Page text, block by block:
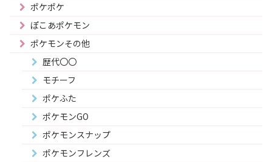
ポケポケ
ぽこあポケモン
ポケモンその他
歴代〇〇
モチーフ
ポケふた
ポケモンGO
ポケモンスナップ
ポケモンフレンズ